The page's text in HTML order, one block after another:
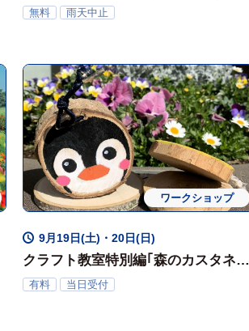
イム
無料 雨天中止
ワークショップ
9月19日(土)・20日(日)
クラフト教室特別編｢森のカスタネッ
ト｣（9月）
有料 当日受付